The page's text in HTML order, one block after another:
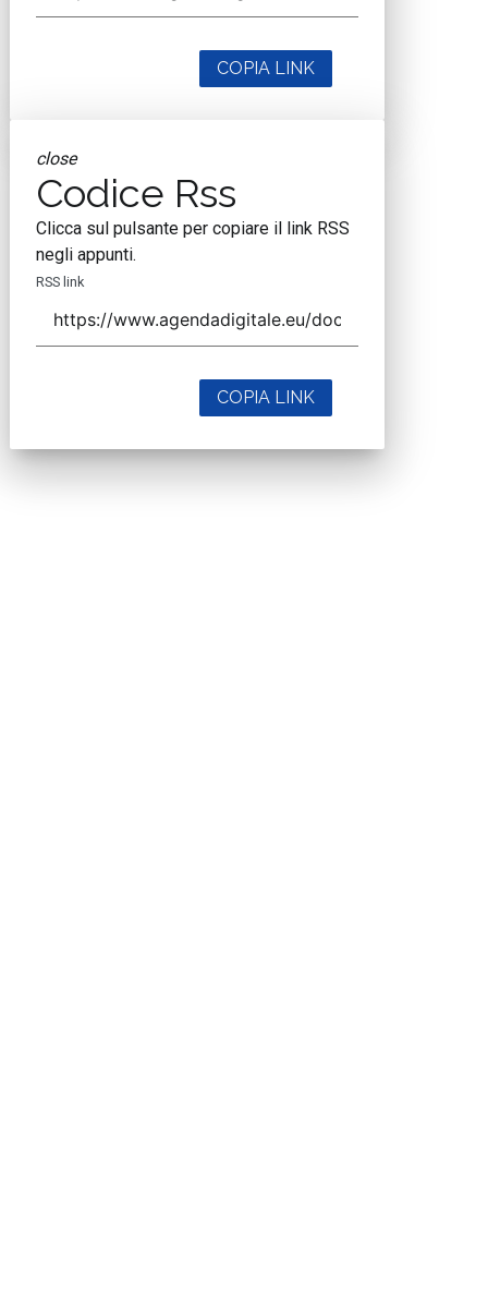
COPIA LINK
close
Codice Rss
Clicca sul pulsante per copiare il link RSS
negli appunti.
RSS link
COPIA LINK